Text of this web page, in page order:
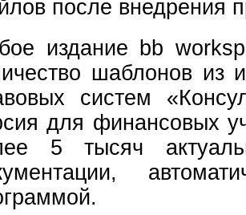
после внедрения
издание bb
шаблонов из
систем
для финансовых
5 тысяч